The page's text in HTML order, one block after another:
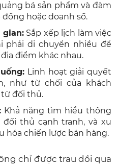
bá sản phẩm và đàm
hoặc doanh số.
gian:Sắp xếp lịch làm việc
phải di chuyển nhiều để
điểm khác nhau.
Linh hoạt giải quyết
như từ chối của khách
từ đối thủ.
Khả năng tìm hiểu thông
thủ cạnh tranh, và xu
hóa chiến lược bán hàng.
chỉ được trau dồi qua